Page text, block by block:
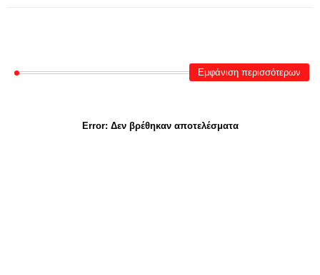
Εμφάνιση περισσότερων
Error: Δεν βρέθηκαν αποτελέσματα